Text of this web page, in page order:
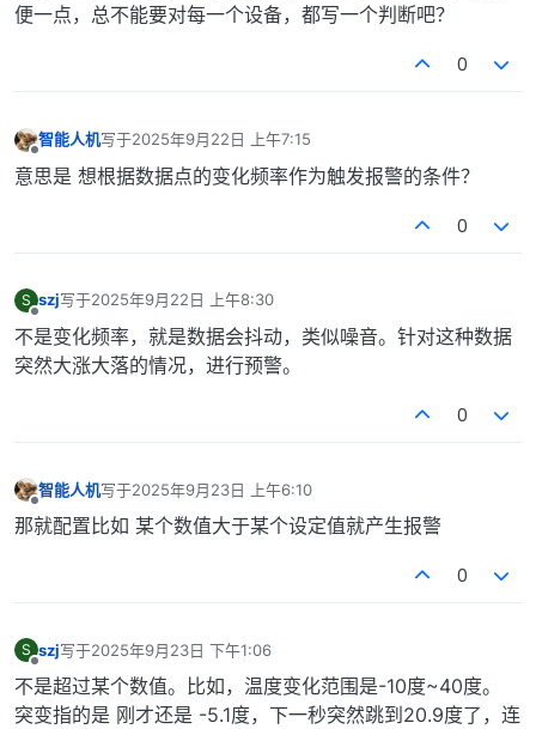
便一点，总不能要对每一个设备，都写一个判断吧？
0
智能人机写于2025年9月22日 上午7:15
最后由 编辑
意思是 想根据数据点的变化频率作为触发报警的条件？
0
S szj写于2025年9月22日 上午8:30
最后由 编辑
不是变化频率，就是数据会抖动，类似噪音。针对这种数据
突然大涨大落的情况，进行预警。
0
智能人机写于2025年9月23日 上午6:10
最后由 编辑
那就配置比如 某个数值大于某个设定值就产生报警
0
S
离线
szj写于2025年9月23日 下午1:06
最后由 编辑
不是超过某个数值。比如，温度变化范围是-10度~40度。
突变指的是 刚才还是 -5.1度，下一秒突然跳到20.9度了，连